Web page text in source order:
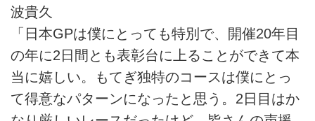
波貴久
「日本GPは僕にとっても特別で、開催20年目
の年に2日間とも表彰台に上ることができて本
当に嬉しい。もてぎ独特のコースは僕にとっ
て得意なパターンになったと思う。2日目はか